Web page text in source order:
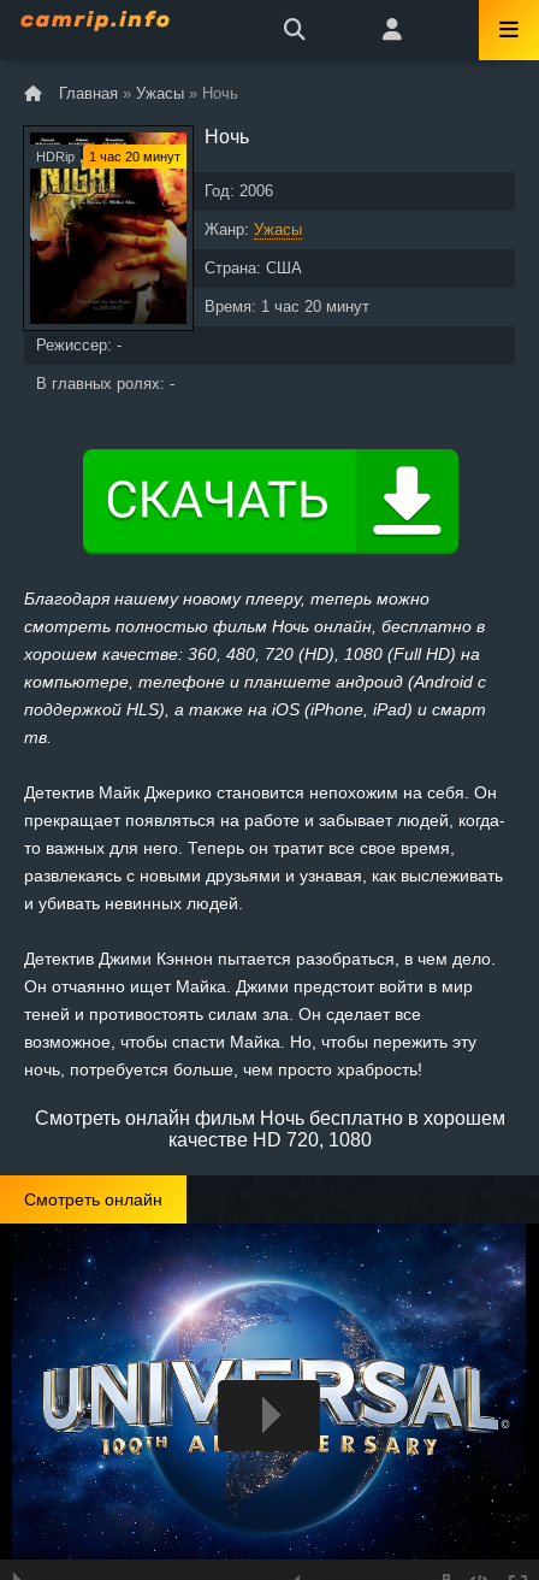
Главная » Ужасы » Ночь
HDRip 1 час 20 минут
Ночь
Год: 2006
Жанр: Ужасы
Страна: США
Время: 1 час 20 минут
Режиссер: -
В главных ролях: -
Благодаря нашему новому плееру, теперь можно
смотреть полностью фильм Ночь онлайн, бесплатно в
хорошем качестве: 360, 480, 720 (HD), 1080 (Full HD) на
компьютере, телефоне и планшете андроид (Android с
поддержкой HLS), а также на iOS (iPhone, iPad) и смарт
тв.
Детектив Майк Джерико становится непохожим на себя. Он
прекращает появляться на работе и забывает людей, когда-
то важных для него. Теперь он тратит все свое время,
развлекаясь с новыми друзьями и узнавая, как выслеживать
и убивать невинных людей.
Детектив Джими Кэннон пытается разобраться, в чем дело.
Он отчаянно ищет Майка. Джими предстоит войти в мир
теней и противостоять силам зла. Он сделает все
возможное, чтобы спасти Майка. Но, чтобы пережить эту
ночь, потребуется больше, чем просто храбрость!
Смотреть онлайн фильм Ночь бесплатно в хорошем
качестве HD 720, 1080
Смотреть онлайн